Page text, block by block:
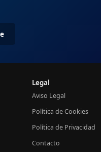
Legal
Aviso Legal
Política de Cookies
Política de Privacidad
Contacto